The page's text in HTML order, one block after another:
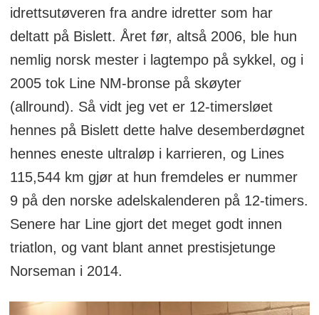
idrettsutøveren fra andre idretter som har
deltatt på Bislett. Året før, altså 2006, ble hun
nemlig norsk mester i lagtempo på sykkel, og i
2005 tok Line NM-bronse på skøyter
(allround). Så vidt jeg vet er 12-timersløet
hennes på Bislett dette halve desemberdøgnet
hennes eneste ultraløp i karrieren, og Lines
115,544 km gjør at hun fremdeles er nummer
9 på den norske adelskalenderen på 12-timers.
Senere har Line gjort det meget godt innen
triatlon, og vant blant annet prestisjetunge
Norseman i 2014.